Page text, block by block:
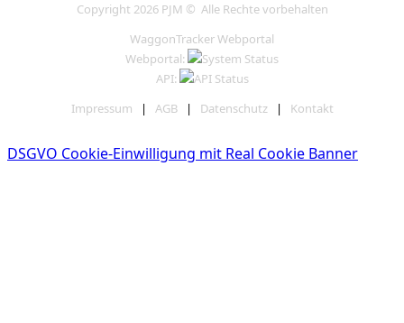
Copyright 2026 PJM © Alle Rechte vorbehalten
WaggonTracker Webportal
Webportal:
API:
Impressum | AGB| Datenschutz| Kontakt
DSGVO Cookie-Einwilligung mit Real Cookie Banner